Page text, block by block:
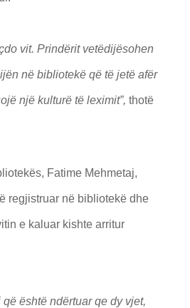
do vit. Prindërit vetëdijësohen
ën në bibliotekë që të jetë afër
ë një kulturë të leximit”, thotë
Fatime Mehmetaj,
regjistruar në bibliotekë dhe
e kaluar kishte arritur
që është ndërtuar qe dy vjet,